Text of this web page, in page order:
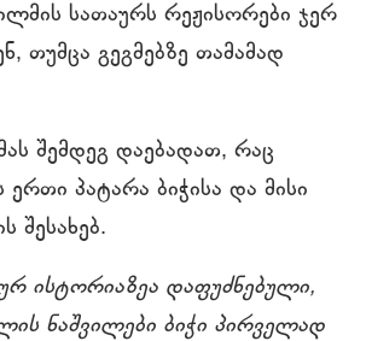
სათაურს რეჟისორები ჯერ
თუმცა გეგმებზე თამამად
შემდეგ დაებადათ, რაც
ერთი პატარა ბიჭისა და მისი
შესახებ.
ისტორიაზეა დაფუძნებული,
ნაშვილები ბიჭი პირველად